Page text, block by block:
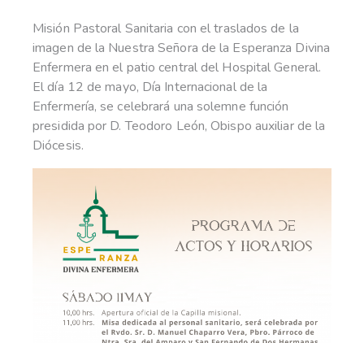
Misión Pastoral Sanitaria con el traslados de la
imagen de la Nuestra Señora de la Esperanza Divina
Enfermera en el patio central del Hospital General.
El día 12 de mayo, Día Internacional de la
Enfermería, se celebrará una solemne función
presidida por D. Teodoro León, Obispo auxiliar de la
Diócesis.